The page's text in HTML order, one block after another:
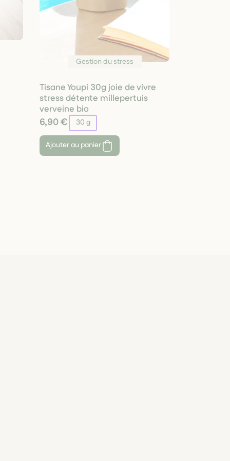
Gestion du stress
Tisane Youpi 30g joie de vivre
stress détente millepertuis
verveine bio
6,90 € 30 g
Ajouter au panier